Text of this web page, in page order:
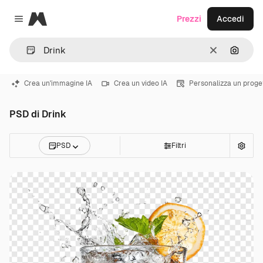
Close menu
Magnific
CancellaCerca
Prezzi Accedi
Crea un'immagine IA Crea un video IA Personalizza un
PSD di Drink
PSD Filtri